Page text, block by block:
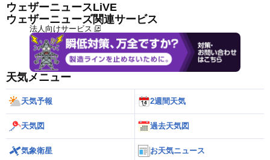
ウェザーニュースLiVE
ウェザーニューズ関連サービス
法人向けサービス
天気メニュー
天気予報 2週間天気
天気図 過去天気図
気象衛星 お天気ニュース